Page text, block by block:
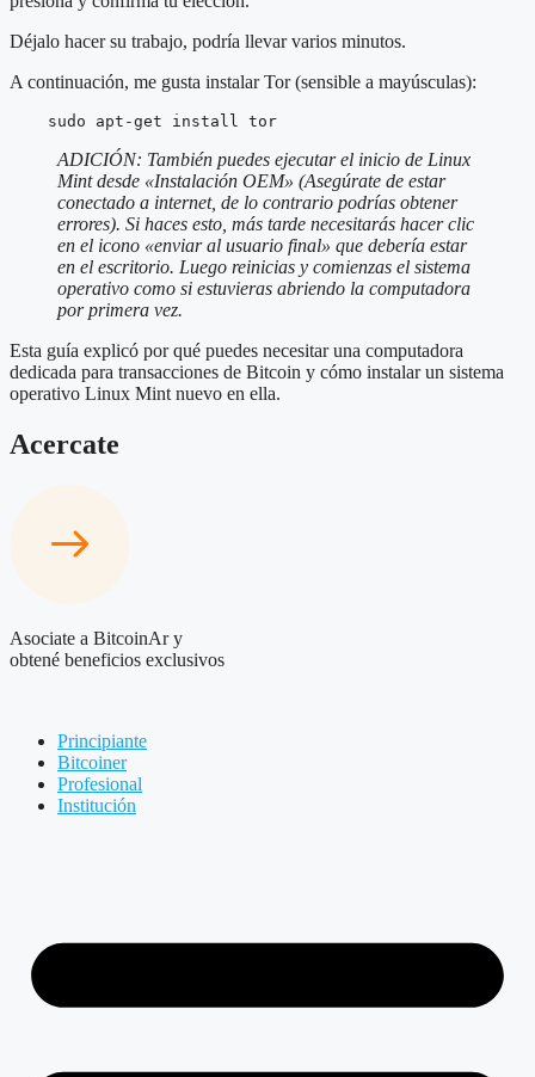
Déjalo hacer su trabajo, podría llevar varios minutos.
A continuación, me gusta instalar Tor (sensible a mayúsculas):
    sudo apt-get install tor
ADICIÓN: También puedes ejecutar el inicio de Linux
Mint desde «Instalación OEM» (Asegúrate de estar
conectado a internet, de lo contrario podrías obtener
errores). Si haces esto, más tarde necesitarás hacer clic
en el icono «enviar al usuario final» que debería estar
en el escritorio. Luego reinicias y comienzas el sistema
operativo como si estuvieras abriendo la computadora
por primera vez.
Esta guía explicó por qué puedes necesitar una computadora
dedicada para transacciones de Bitcoin y cómo instalar un sistema
operativo Linux Mint nuevo en ella.
Acercate
Asociate a BitcoinAr y
obtené beneficios exclusivos
Principiante
Bitcoiner
Profesional
Institución